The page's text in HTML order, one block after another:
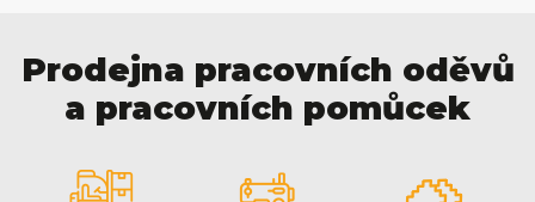
Prodejna pracovních oděvů
a pracovních pomůcek